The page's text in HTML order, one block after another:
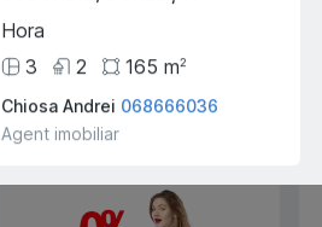
doar 10% prima rată
0% comision pentru
Hora
3
2 165 m2
Chiosa Andrei 068666036
Agent imobiliar